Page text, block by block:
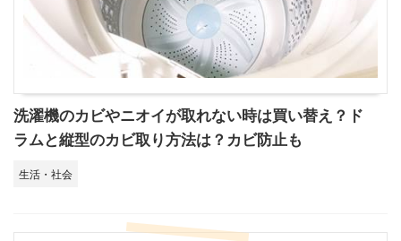
洗濯機のカビやニオイが取れない時は買い替え？ド
ラムと縦型のカビ取り方法は？カビ防止も
生活・社会